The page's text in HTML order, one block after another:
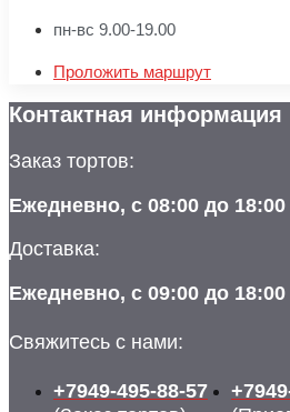
пн-вс 9.00-19.00
Проложить маршрут
Контактная информация
Заказ тортов:
Ежедневно, с 08:00 до 18:00
Доставка:
Ежедневно, с 09:00 до 18:00
Свяжитесь с нами:
+7949-495-88-57